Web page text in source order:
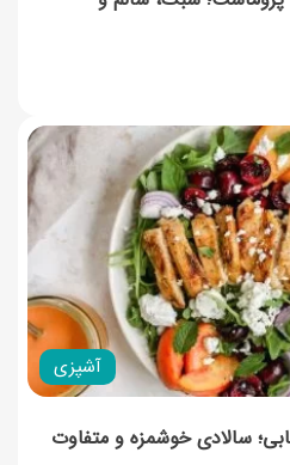
آشپزی
سالادی خوشمزه و متفاوت